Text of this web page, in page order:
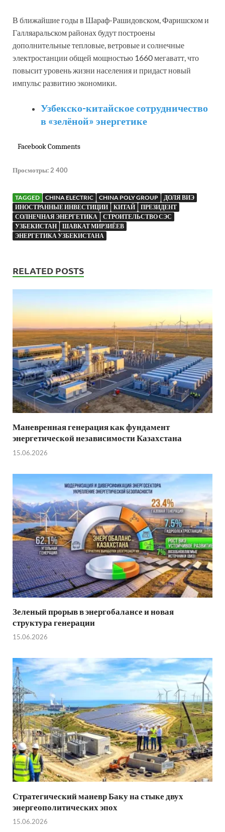
В ближайшие годы в Шараф-Рашидовском, Фаришском и
Галляаральском районах будут построены
дополнительные тепловые, ветровые и солнечные
электростанции общей мощностью 1660 мегаватт, что
повысит уровень жизни населения и придаст новый
импульс развитию экономики.
Узбекско-китайское сотрудничество
в «зелёной» энергетике
Facebook Comments
Просмотры:2 400
TAGGED CHINA ELECTRIC CHINA POLY GROUP
ДОЛЯ ВИЭ
ИНОСТРАННЫЕ ИНВЕСТИЦИИ
КИТАЙ
ПРЕЗИДЕНТ
СОЛНЕЧНАЯ ЭНЕРГЕТИКА
СТРОИТЕЛЬСТВО СЭС
УЗБЕКИСТАН
ШАВКАТ МИРЗИЁЕВ
ЭНЕРГЕТИКА УЗБЕКИСТАНА
RELATED POSTS
Маневренная генерация как фундамент
энергетической независимости Казахстана
15.06.2026
Зеленый прорыв в энергобалансе и новая
структура генерации
15.06.2026
Стратегический маневр Баку на стыке двух
энергеополитических эпох
15.06.2026